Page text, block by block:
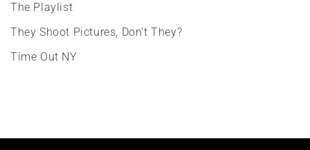
The Playlist
They Shoot Pictures, Don't They?
Time Out NY